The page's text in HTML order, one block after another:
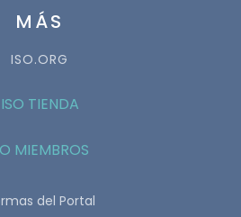
MÁS
ISO.ORG
ISO TIENDA
MIEMBROS
del Portal